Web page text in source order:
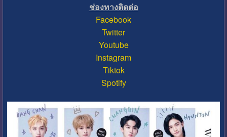
ช่องทางติดต่อ
Facebook
Twitter
Youtube
Instagram
Tiktok
Spotify